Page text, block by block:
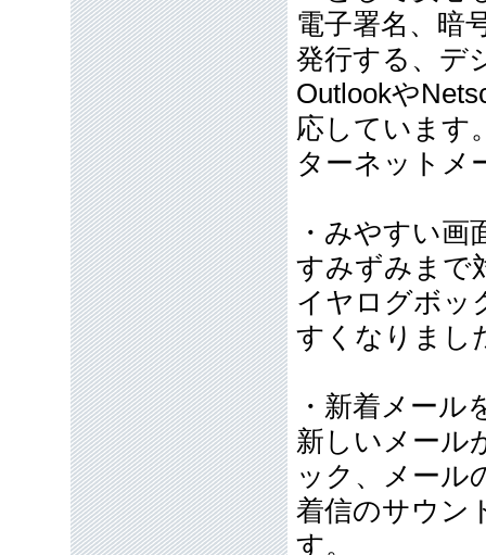
電子署名、暗
発行する、デ
Outlookや
応しています
ターネットメ
・みやすい画
すみずみまで
イヤログボッ
すくなりまし
・新着メール
新しいメール
ック、メール
着信のサウン
す。